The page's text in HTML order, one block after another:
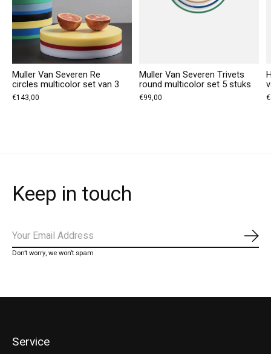
Muller Van Severen Re
circles multicolor set van 3
€143,00
Muller Van Severen Trivets
round multicolor set 5 stuks
€99,00
Keep in touch
Don’t worry, we won’t spam
Service